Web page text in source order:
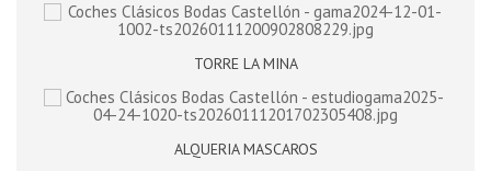
TORRE LA MINA
ALQUERIA MASCAROS